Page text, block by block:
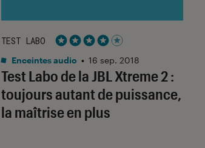
Test Labo de la JBL Xtreme 2 :
toujours autant de puissance,
la maîtrise en plus
TEST LABO
Noté 4 étoiles sur 5
Enceintes audio • 16 sep. 2018